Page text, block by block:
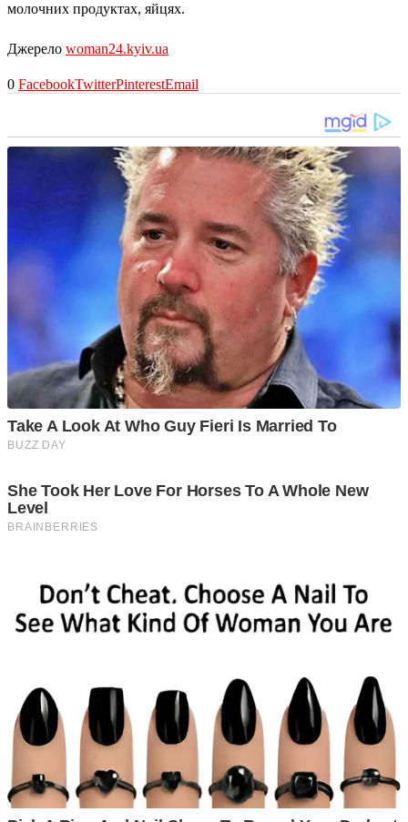
молочних продуктах, яйцях.
Джерело woman24.kyiv.ua
0 FacebookTwitterPinterestEmail